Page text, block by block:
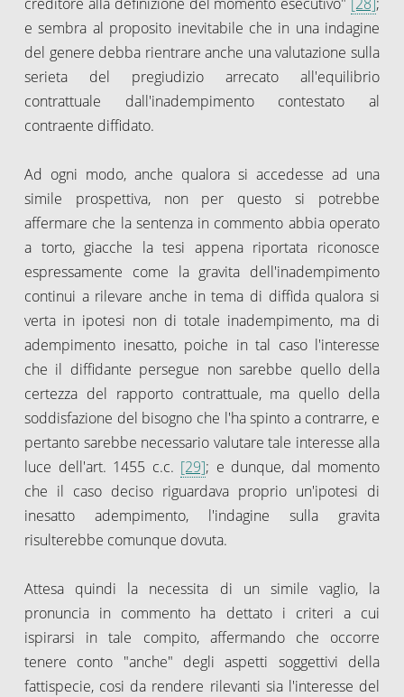
e sembra al proposito inevitabile che in una indagine
del genere debba rientrare anche una valutazione sulla
serieta del pregiudizio arrecato all'equilibrio
contrattuale dall'inadempimento contestato al
contraente diffidato.
Ad ogni modo, anche qualora si accedesse ad una
simile prospettiva, non per questo si potrebbe
affermare che la sentenza in commento abbia operato
a torto, giacche la tesi appena riportata riconosce
espressamente come la gravita dell'inadempimento
continui a rilevare anche in tema di diffida qualora si
verta in ipotesi non di totale inadempimento, ma di
adempimento inesatto, poiche in tal caso l'interesse
che il diffidante persegue non sarebbe quello della
certezza del rapporto contrattuale, ma quello della
soddisfazione del bisogno che l'ha spinto a contrarre, e
pertanto sarebbe necessario valutare tale interesse alla
luce dell'art. 1455 c.c. [29]; e dunque, dal momento
che il caso deciso riguardava proprio un'ipotesi di
inesatto adempimento, l'indagine sulla gravita
risulterebbe comunque dovuta.
Attesa quindi la necessita di un simile vaglio, la
pronuncia in commento ha dettato i criteri a cui
ispirarsi in tale compito, affermando che occorre
tenere conto "anche" degli aspetti soggettivi della
fattispecie, cosi da rendere rilevanti sia l'interesse del